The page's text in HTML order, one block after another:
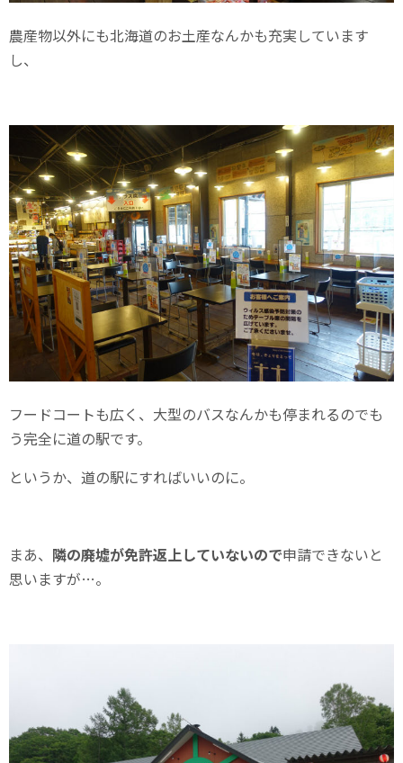
農産物以外にも北海道のお土産なんかも充実しています
し、
フードコートも広く、大型のバスなんかも停まれるのでも
う完全に道の駅です。
というか、道の駅にすればいいのに。
まあ、 隣の廃墟が免許返上していないので申請できないと
思いますが…。